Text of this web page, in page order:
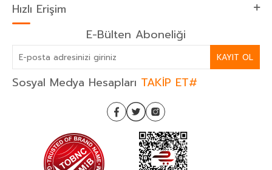
Hızlı Erişim
E-Bülten Aboneliği
KAYIT OL
Sosyal Medya Hesapları TAKİP ET#